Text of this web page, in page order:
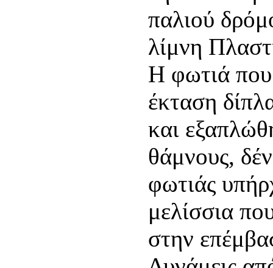
παλιού
λίμνη
Η φωτιά που
έκταση
και
θάμνους,
φωτιάς
μελίσσια
στην